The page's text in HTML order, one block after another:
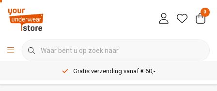
0
Gratis verzending vanaf € 60,-